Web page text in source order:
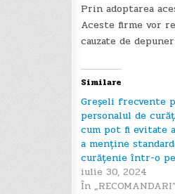
Prin adoptarea
Aceste firme vor
cauzate de
Similare
Greșeli frecvente
personalul de
cum pot fi evitate
a menține
curățenie într-o
iulie 30, 2024
În „RECOMANDARI”